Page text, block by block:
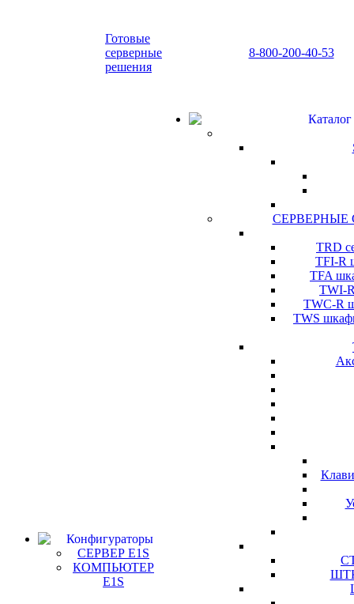
Готовые
серверные
решения
8-800-200-40-53
Конфигураторы
СЕРВЕР E1S
КОМПЬЮТЕР
E1S
TRD
TFI-R
TFA
TWI-
TWC-R
TWS